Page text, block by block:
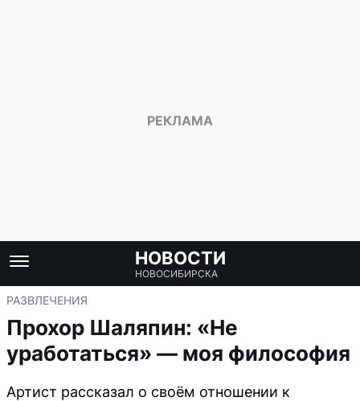
НОВОСТИ
НОВОСИБИРСКА
РАЗВЛЕЧЕНИЯ
Прохор Шаляпин: «Не
уработаться» — моя философия
Артист рассказал о своём отношении к